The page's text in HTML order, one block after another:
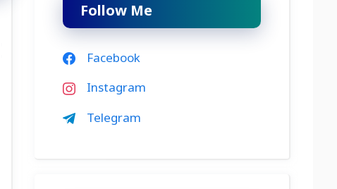
Follow Me
Facebook
Instagram
Telegram